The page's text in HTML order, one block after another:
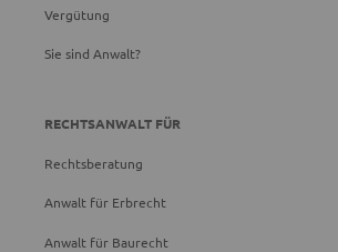
Vergütung
Sie sind Anwalt?
RECHTSANWALT FÜR
Rechtsberatung
Anwalt für Erbrecht
Anwalt für Baurecht